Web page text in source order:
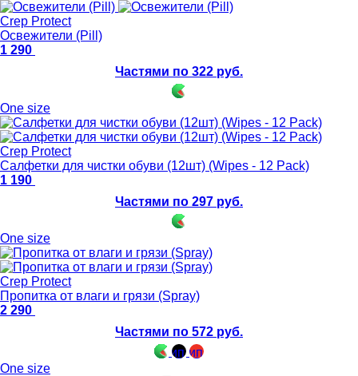
Crep Protect
Освежители (Pill)
1 290
Частями по 322 руб.
One size
Crep Protect
Салфетки для чистки обуви (12шт) (Wipes - 12 Pack)
1 190
Частями по 297 руб.
One size
Crep Protect
Пропитка от влаги и грязи (Spray)
2 290
Частями по 572 руб.
One size